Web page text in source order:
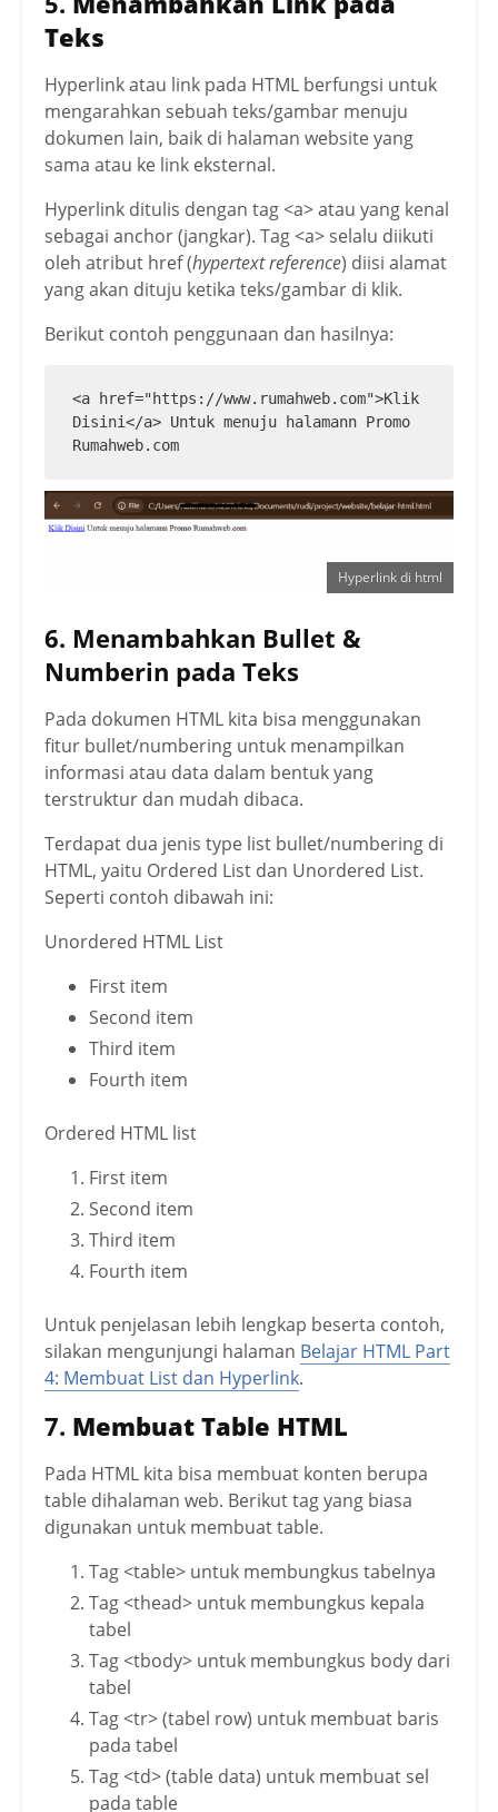
Teks
Hyperlink atau link pada HTML berfungsi untuk
mengarahkan sebuah teks/gambar menuju
dokumen lain, baik di halaman website yang
sama atau ke link eksternal.
Hyperlink ditulis dengan tag <a> atau yang kenal
sebagai anchor (jangkar). Tag <a> selalu diikuti
oleh atribut href (hypertext reference) diisi alamat
yang akan dituju ketika teks/gambar di klik.
Berikut contoh penggunaan dan hasilnya:
<a href="https://www.rumahweb.com">Klik
Disini</a> Untuk menuju halamann Promo
Rumahweb.com
Hyperlink di html
6. Menambahkan Bullet &
Numberin pada Teks
Pada dokumen HTML kita bisa menggunakan
fitur bullet/numbering untuk menampilkan
informasi atau data dalam bentuk yang
terstruktur dan mudah dibaca.
Terdapat dua jenis type list bullet/numbering di
HTML, yaitu Ordered List dan Unordered List.
Seperti contoh dibawah ini:
Unordered HTML List
First item
Second item
Third item
Fourth item
Ordered HTML list
First item
Second item
Third item
Fourth item
Untuk penjelasan lebih lengkap beserta contoh,
silakan mengunjungi halaman Belajar HTML Part
4: Membuat List dan Hyperlink.
7. Membuat Table HTML
Pada HTML kita bisa membuat konten berupa
table dihalaman web. Berikut tag yang biasa
digunakan untuk membuat table.
Tag <table> untuk membungkus tabelnya
Tag <thead> untuk membungkus kepala
tabel
Tag <tbody> untuk membungkus body dari
tabel
Tag <tr> (tabel row) untuk membuat baris
pada tabel
Tag <td> (table data) untuk membuat sel
pada table